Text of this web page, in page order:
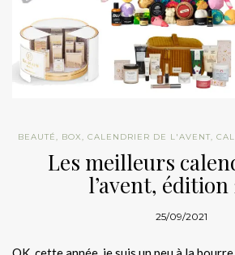
BEAUTÉ, BOX, CALENDRIER DE L'AVENT,
Les meilleurs
l’avent, édition
25/09/2021